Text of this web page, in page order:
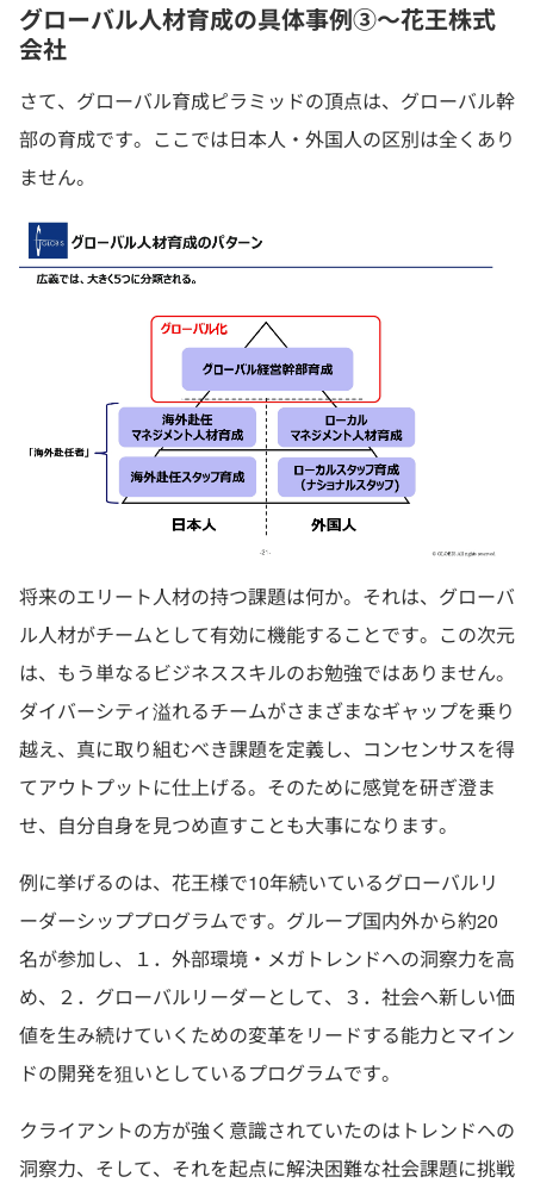
グローバル人材育成の具体事例③〜花王株式
会社
さて、グローバル育成ピラミッドの頂点は、グローバル幹
部の育成です。ここでは日本人・外国人の区別は全くあり
ません。
将来のエリート人材の持つ課題は何か。それは、グローバ
ル人材がチームとして有効に機能することです。この次元
は、もう単なるビジネススキルのお勉強ではありません。
ダイバーシティ溢れるチームがさまざまなギャップを乗り
越え、真に取り組むべき課題を定義し、コンセンサスを得
てアウトプットに仕上げる。そのために感覚を研ぎ澄ま
せ、自分自身を見つめ直すことも大事になります。
例に挙げるのは、花王様で10年続いているグローバルリ
ーダーシッププログラムです。グループ国内外から約20
名が参加し、１．外部環境・メガトレンドへの洞察力を高
め、２．グローバルリーダーとして、３．社会へ新しい価
値を生み続けていくための変革をリードする能力とマイン
ドの開発を狙いとしているプログラムです。
クライアントの方が強く意識されていたのはトレンドへの
洞察力、そして、それを起点に解決困難な社会課題に挑戦